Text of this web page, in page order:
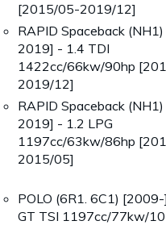
[2015/05-2019/12]
RAPID Spaceback
2019] - 1.4 TDI
1422cc/66kw/90hp
2019/12]
RAPID Spaceback
2019] - 1.2 LPG
1197cc/63kw/86hp
2015/05]
POLO (6R1. 6C1)
GT TSI 1197cc/77kw/